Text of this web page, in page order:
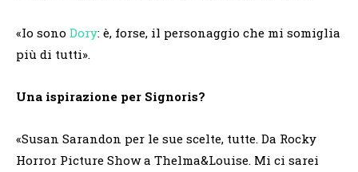
«Io sono Dory: è, forse, il personaggio che mi somiglia
più di tutti».
Una ispirazione per Signoris?
«Susan Sarandon per le sue scelte, tutte. Da Rocky
Horror Picture Show a Thelma&Louise. Mi ci sarei